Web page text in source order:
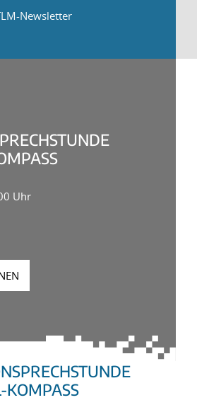
Newsletter
Uhr
KOMPASS